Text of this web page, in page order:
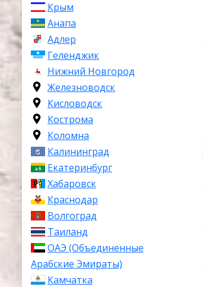
Крым
Анапа
Адлер
Геленджик
Нижний Новгород
Железноводск
Кисловодск
Кострома
Коломна
Калининград
Екатеринбург
Хабаровск
Краснодар
Волгоград
Таиланд
ОАЭ (Объединенные
Арабские Эмираты)
Камчатка